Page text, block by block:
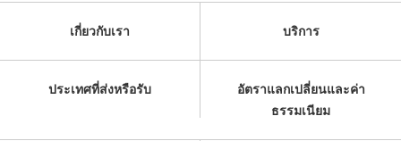
เกี่ยวกับเรา บริการ
ประเทศที่ส่งหรือรับ
อัตราแลกเปลี่ยนและค่า
ธรรมเนียม